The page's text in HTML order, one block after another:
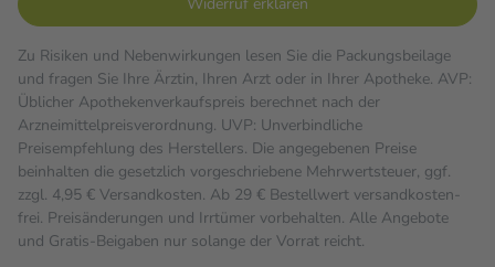
Zu Risiken und Nebenwirkungen lesen Sie die Packungsbeilage
und fragen Sie Ihre Ärztin, Ihren Arzt oder in Ihrer Apotheke. AVP:
Üblicher Apothekenverkaufspreis berechnet nach der
Arzneimittelpreisverordnung. UVP: Unverbindliche
Preisempfehlung des Herstellers. Die angegebenen Preise
beinhalten die gesetzlich vorgeschriebene Mehrwertsteuer, ggf.
zzgl. 4,95 € Versandkosten. Ab 29 € Bestell­wert versand­kosten­
frei. Preisänderungen und Irrtümer vorbehalten. Alle Angebote
und Gratis-Beigaben nur solange der Vorrat reicht.